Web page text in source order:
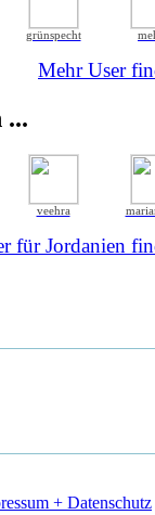
grünspecht
Mehr User
...
veehra
für Jordanien
+ Datenschutz